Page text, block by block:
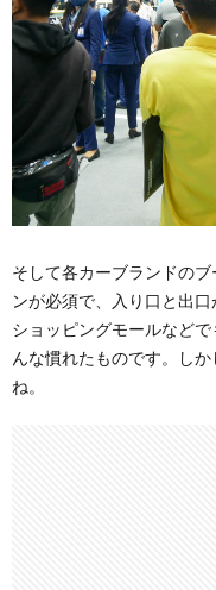
そして各カーブランドの
ンが必須で、入り口と出
ショッピングモールなど
んな慣れたものです。し
ね。